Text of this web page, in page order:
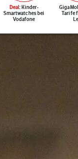
Deal: Kinder-
Smartwatches bei
Vodafone
Tarife